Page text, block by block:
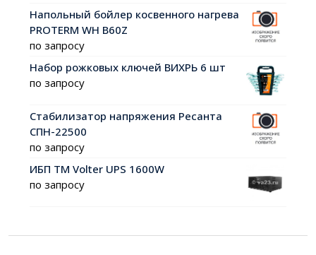
Напольный бойлер косвенного нагрева
PROTERM WH B60Z
по запросу
Набор рожковых ключей ВИХРЬ 6 шт
по запросу
Стабилизатор напряжения Ресанта
СПН-22500
по запросу
ИБП ТМ Volter UPS 1600W
по запросу